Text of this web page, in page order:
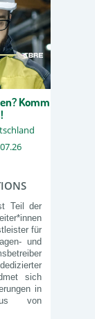
Komm
Teil der
für
und
sich
in
von